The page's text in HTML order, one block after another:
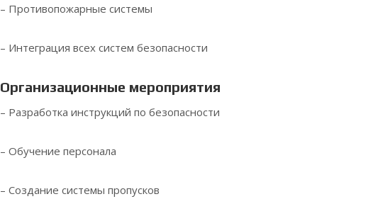
– Противопожарные системы
– Интеграция всех систем безопасности
Организационные мероприятия
– Разработка инструкций по безопасности
– Обучение персонала
– Создание системы пропусков